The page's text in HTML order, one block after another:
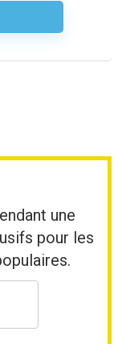
Nécessaire
une
pour les